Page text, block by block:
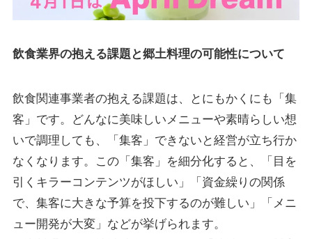
飲食業界の抱える課題と郷土料理の可能性について
飲食関連事業者の抱える課題は、とにもかくにも「集
客」です。どんなに美味しいメニューや素晴らしい想
いで調理しても、「集客」できないと経営が立ち行か
なくなります。この「集客」を細分化すると、「目を
引くキラーコンテンツがほしい」「資金繰りの関係
で、集客に大きな予算を投下するのが難しい」「メニ
ュー開発が大変」などが挙げられます。